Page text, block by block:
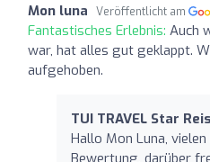
Mon luna Veröffentlicht am
Fantastisches Erlebnis: Auch
war, hat alles gut geklappt.
aufgehoben.
TUI TRAVEL Star
Hallo Mon Luna,
Bewertung, darüber